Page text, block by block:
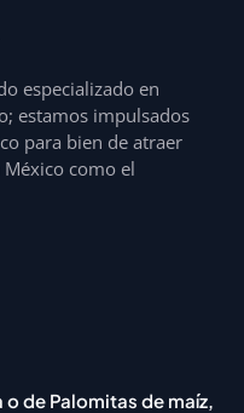
especializado en
estamos impulsados
para bien de atraer
como el
o de Palomitas de maíz,